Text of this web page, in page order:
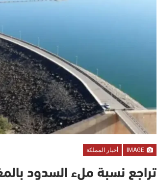
أخبار المملكة
تراجع نسبة ملء السدود بالمغرب